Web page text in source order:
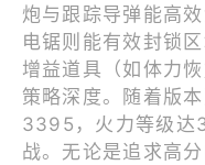
炮与跟踪导弹能高
电锯则能有效封锁
增益道具（如体力
策略深度。随着版
3395，火力等级达
战。无论是追求高